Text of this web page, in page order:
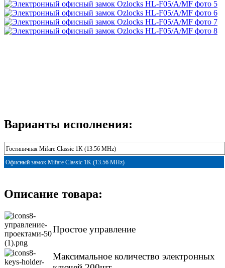
Варианты исполнения:
Гостиничная Mifare Classic 1K (13.56 MHz)
Офисный замок Mifare Classic 1K (13.56 MHz)
Описание товара:
Простое управление
Максимальное количество электронных